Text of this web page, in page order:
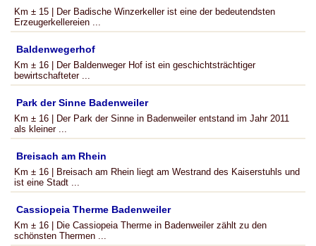
Km ± 15 | Der Badische Winzerkeller ist eine der bedeutendsten
Erzeugerkellereien ...
Baldenwegerhof
Km ± 16 | Der Baldenweger Hof ist ein geschichtsträchtiger
bewirtschafteter ...
Park der Sinne Badenweiler
Km ± 16 | Der Park der Sinne in Badenweiler entstand im Jahr 2011
als kleiner ...
Breisach am Rhein
Km ± 16 | Breisach am Rhein liegt am Westrand des Kaiserstuhls und
ist eine Stadt ...
Cassiopeia Therme Badenweiler
Km ± 16 | Die Cassiopeia Therme in Badenweiler zählt zu den
schönsten Thermen ...